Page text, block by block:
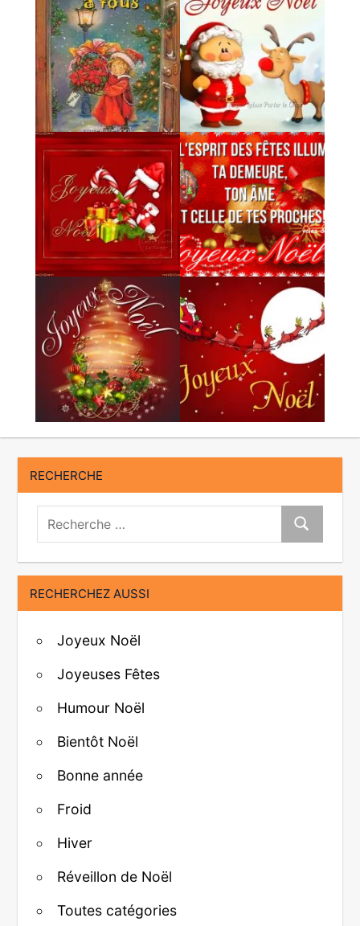
RECHERCHE
Recherche:
Recherche
RECHERCHEZ AUSSI
Joyeux Noël
Joyeuses Fêtes
Humour Noël
Bientôt Noël
Bonne année
Froid
Hiver
Réveillon de Noël
Toutes catégories